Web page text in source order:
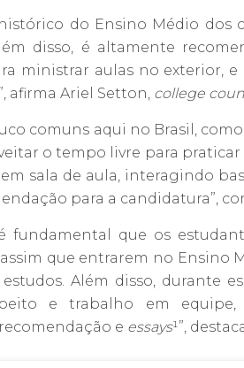
do Ensino Médio dos
disso, é altamente
ministrar aulas no exterior,
afirma Ariel Setton, college
comuns aqui no Brasil,
o tempo livre para
sala de aula, interagindo
para a candidatura”,
fundamental que os
que entrarem no Ensino
Além disso, durante
e trabalho em
e essays¹”,